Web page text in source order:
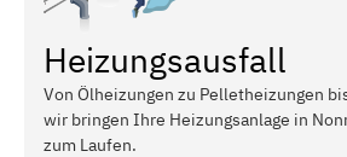
Heizungsausfall
Von Ölheizungen zu Pelletheizungen
wir bringen Ihre Heizungsanlage in
zum Laufen.